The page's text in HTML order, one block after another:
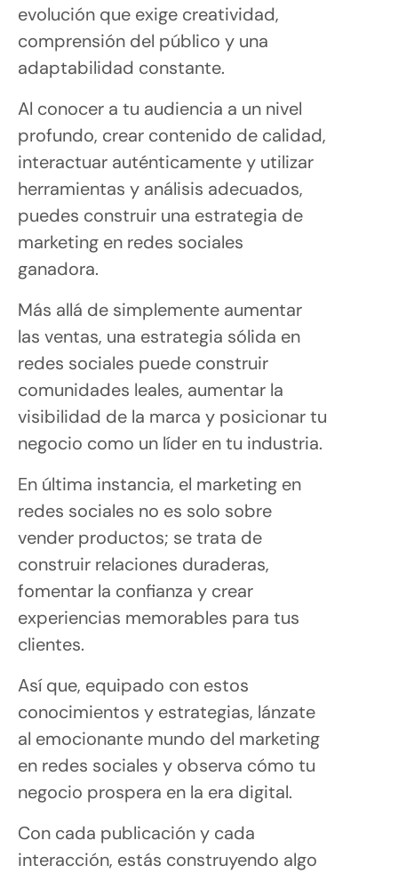
evolución que exige creatividad,
comprensión del público y una
adaptabilidad constante.
Al conocer a tu audiencia a un nivel
profundo, crear contenido de calidad,
interactuar auténticamente y utilizar
herramientas y análisis adecuados,
puedes construir una estrategia de
marketing en redes sociales
ganadora.
Más allá de simplemente aumentar
las ventas, una estrategia sólida en
redes sociales puede construir
comunidades leales, aumentar la
visibilidad de la marca y posicionar tu
negocio como un líder en tu industria.
En última instancia, el marketing en
redes sociales no es solo sobre
vender productos; se trata de
construir relaciones duraderas,
fomentar la confianza y crear
experiencias memorables para tus
clientes.
Así que, equipado con estos
conocimientos y estrategias, lánzate
al emocionante mundo del marketing
en redes sociales y observa cómo tu
negocio prospera en la era digital.
Con cada publicación y cada
interacción, estás construyendo algo